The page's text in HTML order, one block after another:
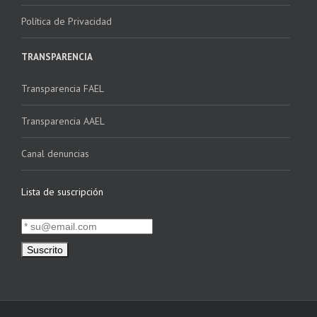
Política de Privacidad
TRANSPARENCIA
Transparencia FAEL
Transparencia AAEL
Canal denuncias
Lista de suscripción